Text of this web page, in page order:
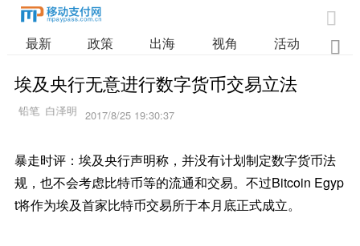

最新 政策 出海 视角 活动 业

埃及央行无意进行数字货币交易立法
2017/8/25 19:30:37
暴走时评：埃及央行声明称，并没有计划制定数字货币法
规，也不会考虑比特币等的流通和交易。不过Bitcoin Egyp
t将作为埃及首家比特币交易所于本月底正式成立。